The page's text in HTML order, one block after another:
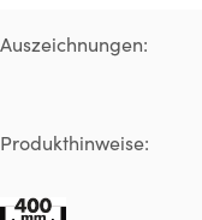
Auszeichnungen:
Produkthinweise: